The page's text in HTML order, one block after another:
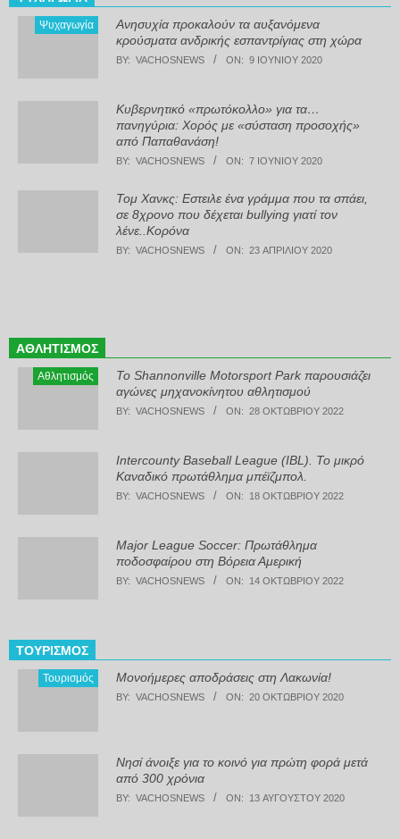
Ψυχαγωγία
Ανησυχία προκαλούν τα αυξανόμενα
κρούσματα ανδρικής εσπαντρίγιας στη χώρα
BY: VACHOSNEWS ON: 9 ΙΟΥΝΊΟΥ 2020
Κυβερνητικό «πρωτόκολλο» για τα…
πανηγύρια: Χορός με «σύσταση προσοχής»
από Παπαθανάση!
BY: VACHOSNEWS ON: 7 ΙΟΥΝΊΟΥ 2020
Τομ Χανκς: Εστειλε ένα γράμμα που τα σπάει,
σε 8χρονο που δέχεται bullying γιατί τον
λένε..Κορόνα
BY: VACHOSNEWS ON: 23 ΑΠΡΙΛΊΟΥ 2020
ΑΘΛΗΤΙΣΜΌΣ
Αθλητισμός
Το Shannonville Motorsport Park παρουσιάζει
αγώνες μηχανοκίνητου αθλητισμού
BY: VACHOSNEWS ON: 28 ΟΚΤΩΒΡΊΟΥ 2022
Intercounty Baseball League (IBL). Το μικρό
Καναδικό πρωτάθλημα μπέϊζμπολ.
BY: VACHOSNEWS ON: 18 ΟΚΤΩΒΡΊΟΥ 2022
Major League Soccer: Πρωτάθλημα
ποδοσφαίρου στη Βόρεια Αμερική
BY: VACHOSNEWS ON: 14 ΟΚΤΩΒΡΊΟΥ 2022
ΤΟΥΡΙΣΜΌΣ
Τουρισμός Μονοήμερες αποδράσεις στη Λακωνία!
BY: VACHOSNEWS ON: 20 ΟΚΤΩΒΡΊΟΥ 2020
Νησί άνοιξε για το κοινό για πρώτη φορά μετά
από 300 χρόνια
BY: VACHOSNEWS ON: 13 ΑΥΓΟΎΣΤΟΥ 2020